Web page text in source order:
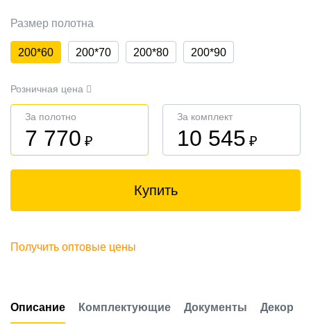
Размер полотна
200*60 200*70 200*80 200*90
Розничная цена
За полотно
7 770 ₽
За комплект
10 545 ₽
Купить
Получить оптовые цены
Описание Комплектующие Документы Декор